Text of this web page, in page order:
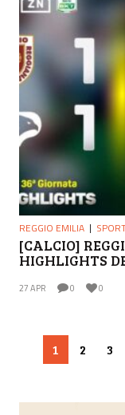
REGGIO EMILIA
[CALCIO]
HIGHLIGHTS
27 APR 0 0
1 2 3